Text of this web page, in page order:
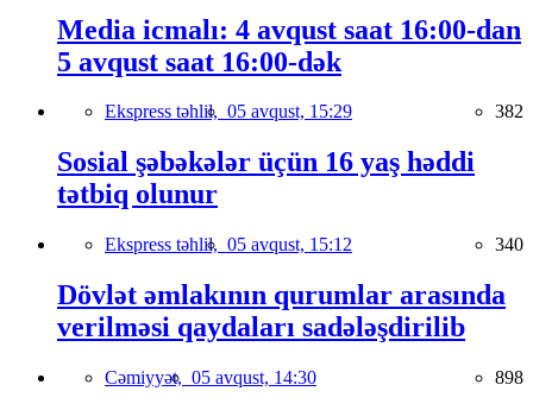
Media icmalı: 4 avqust saat 16:00-dan
5 avqust saat 16:00-dək
Ekspress təhlil, 05 avqust, 15:29 382
Sosial şəbəkələr üçün 16 yaş həddi
tətbiq olunur
Ekspress təhlil, 05 avqust, 15:12 340
Dövlət əmlakının qurumlar arasında
verilməsi qaydaları sadələşdirilib
Cəmiyyət, 05 avqust, 14:30 898